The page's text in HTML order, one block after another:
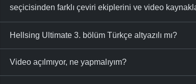
seçicisinden farklı çeviri ekiplerini ve video
Hellsing Ultimate 3. bölüm Türkçe altyazılı mı?
Video açılmıyor, ne yapmalıyım?